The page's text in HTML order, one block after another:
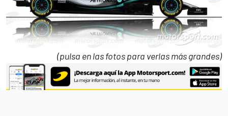
(pulsa en las fotos para verlas más grandes)